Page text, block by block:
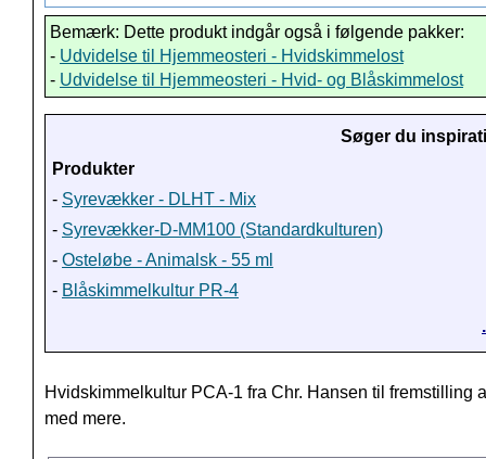
Bemærk: Dette produkt indgår også i følgende pakker:
- Udvidelse til Hjemmeosteri - Hvidskimmelost
- Udvidelse til Hjemmeosteri - Hvid- og Blåskimmelost
Søger du
Produkter
- Syrevækker - DLHT - Mix
- Syrevækker-D-MM100 (Standardkulturen)
- Osteløbe - Animalsk - 55 ml
- Blåskimmelkultur PR-4
Hvidskimmelkultur PCA-1 fra Chr. Hansen til fremstilling
med mere.